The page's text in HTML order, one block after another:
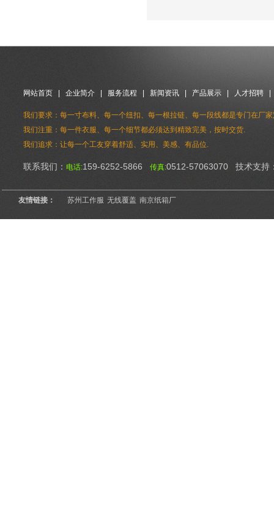
网站首页 企业简介 服务流程 新闻资讯 产品展示 人才招聘
我们要求：每一寸布料、每一个纽扣、每一根拉链、每一段线都是专门在厂
我们注重：每一件衣服、每一个细节都必须达到精致完美，按时交货.
我们追求：让每一个工友穿着舒适、实用、美感、有品位.
联系我们： 电话:159-6252-5866 传真:0512-57063070 技术支持
友情链接： 苏州工作服 无线覆盖 南京纸箱厂